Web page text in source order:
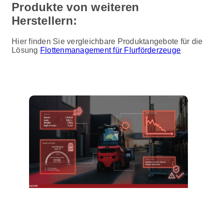
Produkte von weiteren
Herstellern:
Hier finden Sie vergleichbare Produktangebote für die
Lösung Flottenmanagement für Flurförderzeuge